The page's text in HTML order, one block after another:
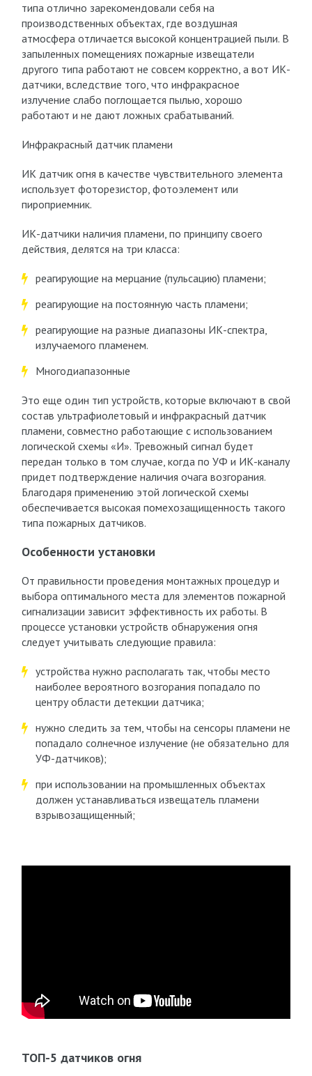
типа отлично зарекомендовали себя на
производственных объектах, где воздушная
атмосфера отличается высокой концентрацией пыли. В
запыленных помещениях пожарные извещатели
другого типа работают не совсем корректно, а вот ИК-
датчики, вследствие того, что инфракрасное
излучение слабо поглощается пылью, хорошо
работают и не дают ложных срабатываний.
Инфракрасный датчик пламени
ИК датчик огня в качестве чувствительного элемента
использует фоторезистор, фотоэлемент или
пироприемник.
ИК-датчики наличия пламени, по принципу своего
действия, делятся на три класса:
реагирующие на мерцание (пульсацию) пламени;
реагирующие на постоянную часть пламени;
реагирующие на разные диапазоны ИК-спектра,
излучаемого пламенем.
Многодиапазонные
Это еще один тип устройств, которые включают в свой
состав ультрафиолетовый и инфракрасный датчик
пламени, совместно работающие с использованием
логической схемы «И». Тревожный сигнал будет
передан только в том случае, когда по УФ и ИК-каналу
придет подтверждение наличия очага возгорания.
Благодаря применению этой логической схемы
обеспечивается высокая помехозащищенность такого
типа пожарных датчиков.
Особенности установки
От правильности проведения монтажных процедур и
выбора оптимального места для элементов пожарной
сигнализации зависит эффективность их работы. В
процессе установки устройств обнаружения огня
следует учитывать следующие правила:
устройства нужно располагать так, чтобы место
наиболее вероятного возгорания попадало по
центру области детекции датчика;
нужно следить за тем, чтобы на сенсоры пламени не
попадало солнечное излучение (не обязательно для
УФ-датчиков);
при использовании на промышленных объектах
должен устанавливаться извещатель пламени
взрывозащищенный;
ТОП-5 датчиков огня